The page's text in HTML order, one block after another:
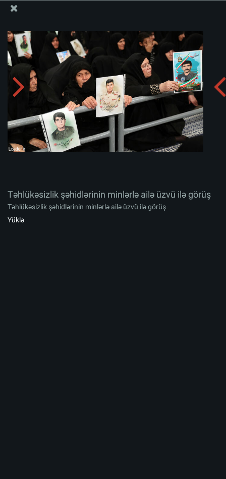
Təhlükəsizlik şəhidlərinin minlərlə ailə üzvü ilə görüş
Albomu yüklə: zip
Təhlükəsizlik şəhidlərinin minlərlə ailə üzvü ilə görüş
Təhlükəsizlik şəhidlərinin minlərlə ailə üzvü ilə görüş
Yüklə